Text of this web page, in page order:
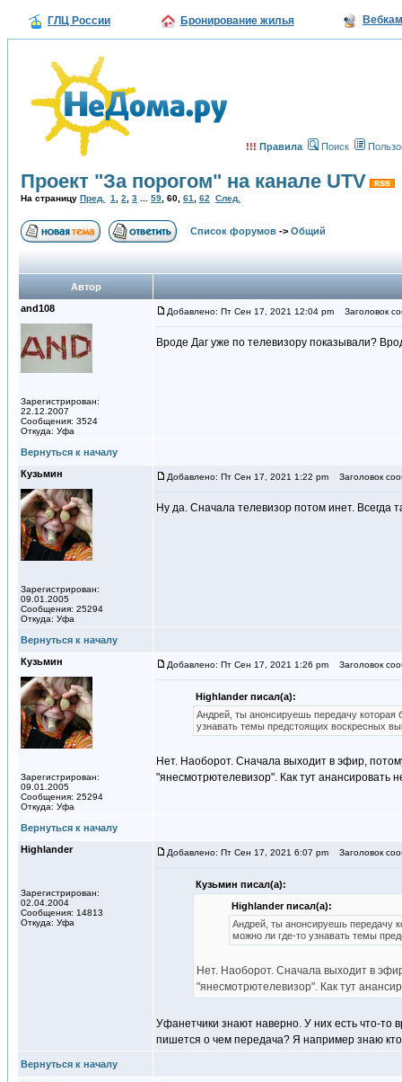
ГЛЦ России Бронирование жилья
!!! Правила Поиск
Проект "За порогом" на канале UTV
На страницу Пред. 1 2 3 59 60 61 62 След.
Список форумов -> Общий
Автор
and108
Зарегистрирован:
22.12.2007
Сообщения: 3524
Откуда: Уфа
Добавлено: Пт Сен 17, 2021 12:04 pm Заголовок
Вроде Даг уже по телевизору показывали?
Вернуться к началу
Кузьмин
Зарегистрирован:
09.01.2005
Сообщения: 25294
Откуда: Уфа
Добавлено: Пт Сен 17, 2021 1:22 pm Заголовок
Ну да. Сначала телевизор потом инет. Всегда
Вернуться к началу
Кузьмин
Зарегистрирован:
09.01.2005
Сообщения: 25294
Откуда: Уфа
Добавлено: Пт Сен 17, 2021 1:26 pm Заголовок
Highlander писал(а):
Андрей, ты анонсируешь передачу которая
узнавать темы предстоящих воскресных
Нет. Наоборот. Сначала выходит в эфир,
"янесмотрютелевизор". Как тут анансировать
Вернуться к началу
Highlander
Зарегистрирован:
02.04.2004
Сообщения: 14813
Откуда: Уфа
Добавлено: Пт Сен 17, 2021 6:07 pm Заголовок
Кузьмин писал(а):
Highlander писал(а):
Андрей, ты анонсируешь передачу
можно ли где-то узнавать темы
Нет. Наоборот. Сначала выходит в
"янесмотрютелевизор". Как тут
Уфанетчики знают наверно. У них есть что-то
пишется о чем передача? Я например знаю
Вернуться к началу